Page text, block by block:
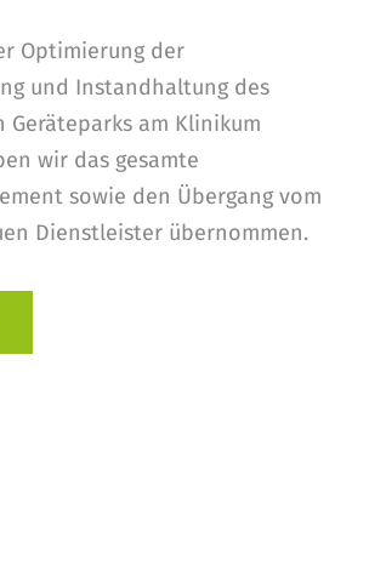
Optimierung der
und Instandhaltung des
Geräteparks am Klinikum
wir das gesamte
sowie den Übergang vom
Dienstleister übernommen.